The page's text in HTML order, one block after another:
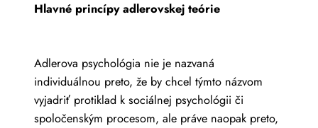
Hlavné princípy adlerovskej teórie
Adlerova psychológia nie je nazvaná
individuálnou preto, že by chcel týmto názvom
vyjadriť protiklad k sociálnej psychológii či
spoločenským procesom, ale práve naopak preto,